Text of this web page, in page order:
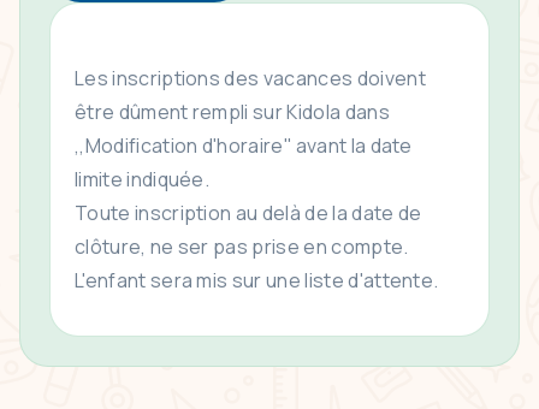
Les inscriptions des vacances doivent
être dûment rempli sur Kidola dans
,,Modification d'horaire'' avant la date
limite indiquée.
Toute inscription au delà de la date de
clôture, ne ser pas prise en compte.
L'enfant sera mis sur une liste d'attente.